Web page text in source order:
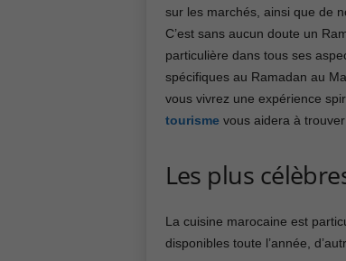
sur les marchés, ainsi que de
C’est sans aucun doute un
particulière dans tous ses
spécifiques au Ramadan au
vous vivrez une expérience
tourisme vous aidera à
Les plus
La cuisine marocaine est
disponibles toute l’année,